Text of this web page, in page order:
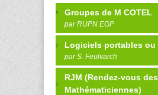
Groupes de M COTEL
par RUPN EGP
Logiciels portables ou
par S. Feulvarch
RJM (Rendez-vous
Mathématiciennes)